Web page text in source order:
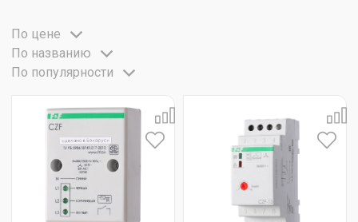
По цене
По названию
По популярности